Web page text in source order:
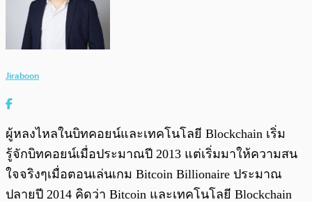
Jiraboon
ผู้หลงไหลในบิทคอยน์และเทคโนโลยี Blockchain เริ่ม
รู้จักบิทคอยน์เมื่อประมาณปี 2013 แต่เริ่มมาให้ความสน
ใจจริงๆเมื่อตอนเล่นเกม Bitcoin Billionaire ประมาณ
ปลายปี 2014 คิดว่า Bitcoin และเทคโนโลยี Blockchain